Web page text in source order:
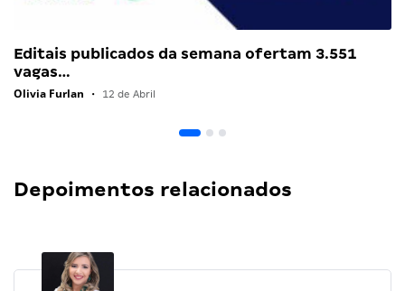
Editais publicados da semana ofertam 3.551
vagas…
Olivia Furlan • 12 de Abril
Depoimentos relacionados